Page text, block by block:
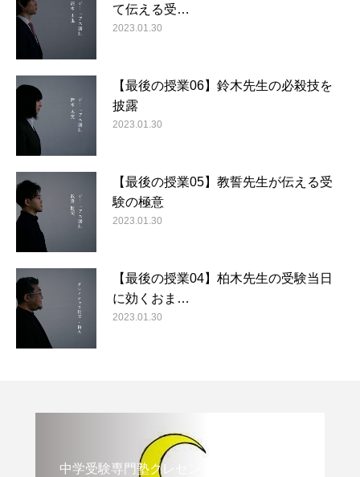
て伝える受…
2023.01.30
【最後の授業06】鈴木先生の必殺技を
披露
2023.01.30
【最後の授業05】教誓先生が伝える受
験の極意
2023.01.30
【最後の授業04】柏木先生の受験当日
に効くおま…
2023.01.30
中学受験専門塾クレセント